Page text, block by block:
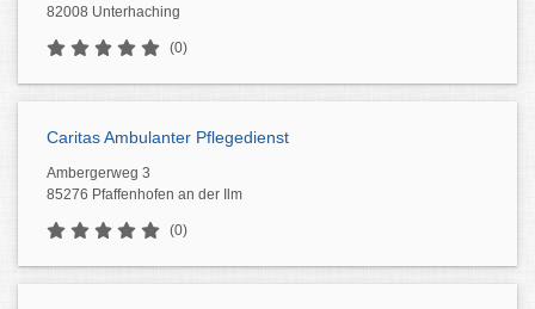
82008 Unterhaching
(0)
Caritas Ambulanter Pflegedienst
Ambergerweg 3
85276 Pfaffenhofen an der Ilm
(0)